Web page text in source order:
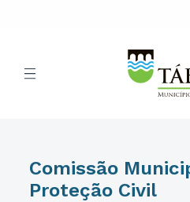
Comissão
Proteção Civil